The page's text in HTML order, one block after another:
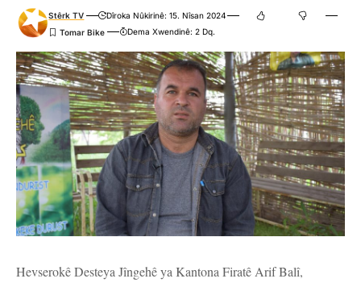
Stêrk TV
Dîroka Nûkirinê: 15. Nîsan 2024
Dema Xwendinê: 2 Dq.
Hevserokê Desteya Jîngehê ya Kantona Firatê Arif Balî,